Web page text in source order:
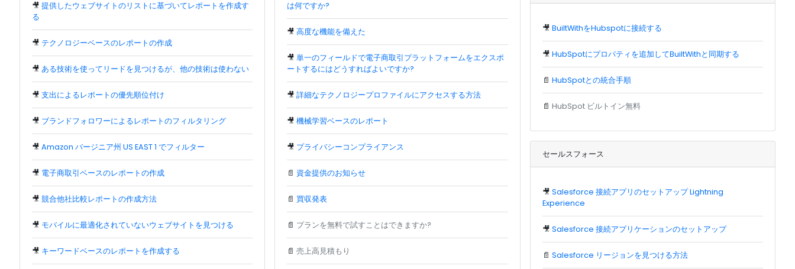
🎥 提供したウェブサイトのリストに基づいてレポートを作成す
る
🎥 テクノロジーベースのレポートの作成
🎥 ある技術を使ってリードを見つけるが、他の技術は使わない
🎥 支出によるレポートの優先順位付け
🎥 ブランドフォロワーによるレポートのフィルタリング
🎥 Amazon バージニア州 US EAST 1 でフィルター
🎥 電子商取引ベースのレポートの作成
🎥 競合他社比較レポートの作成方法
🎥 モバイルに最適化されていないウェブサイトを見つける
🎥 キーワードベースのレポートを作成する
は何ですか?
🎥高度な機能を備えた
🎥単一のフィールドで電子商取引プラットフォームをエクスポ
ートするにはどうすればよいですか?
🎥詳細なテクノロジープロファイルにアクセスする方法
🎥機械学習ベースのレポート
🎥 プライバシーコンプライアンス
📄 資金提供のお知らせ
📄 買収発表
📄 プランを無料で試すことはできますか?
📄売上高見積もり
🎥 BuiltWithをHubspotに接続する
🎥 HubSpotにプロパティを追加してBuiltWithと同期する
📄 HubSpotとの統合手順
📄 HubSpot ビルトイン無料
セールスフォース
🎥 Salesforce 接続アプリのセットアップ Lightning
Experience
🎥 Salesforce 接続アプリケーションのセットアップ
📄 Salesforce リージョンを見つける方法